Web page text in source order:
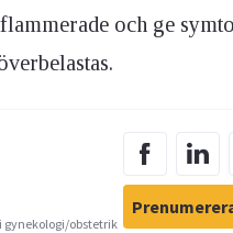
och ge
gynekologi/obstetrik